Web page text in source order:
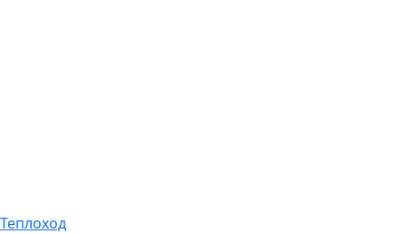
Теплоход